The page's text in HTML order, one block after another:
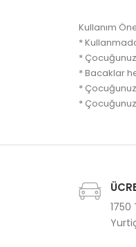
Kullanım
*
*
* Bacaklar
*
*
1750